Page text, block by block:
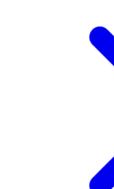
활용하여 다양한 종류의
프롬프트 예시를 제공합
세이 작성', '광고 문구 작
프롬프트를 활용하여 글
만 아니라 챗GPT에게 다
신의 글쓰기 스타일을 개
다. 《정말 쉽네? 챗GPT
쓰기 실력을 한 단계 업그